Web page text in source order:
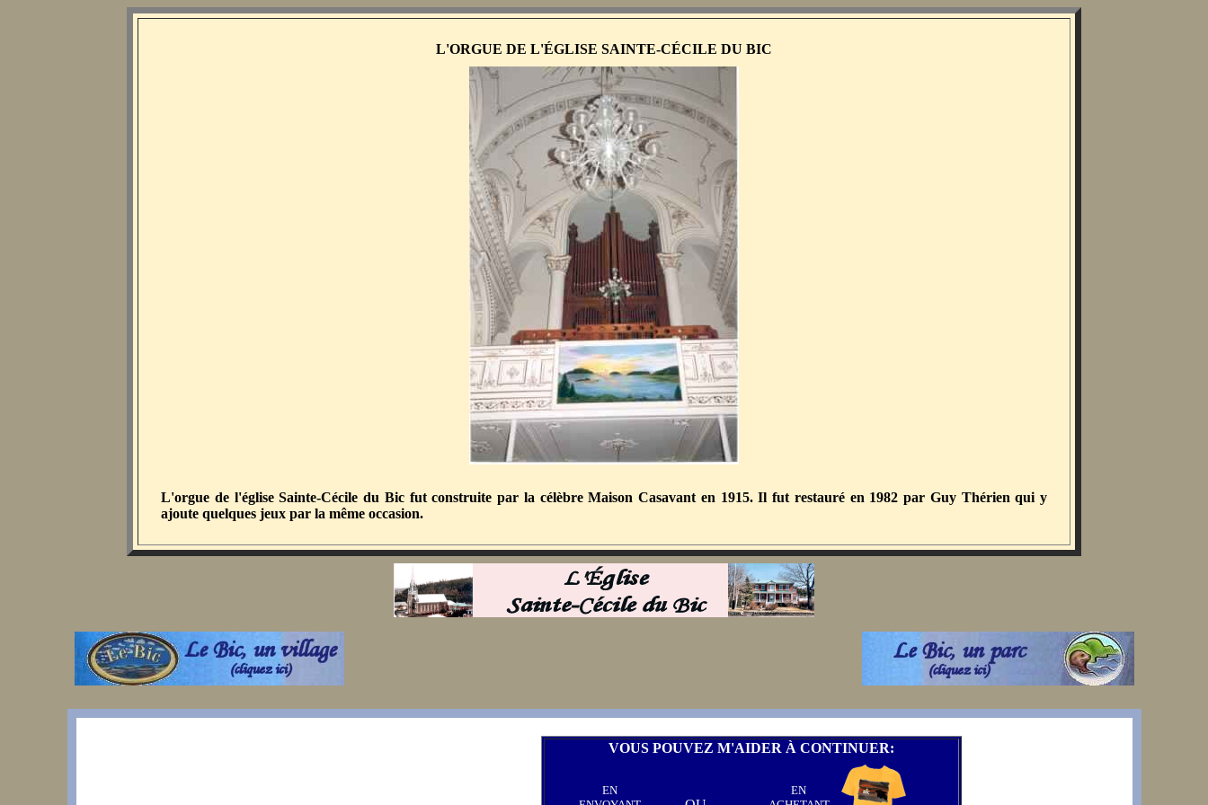
L'ORGUE DE L'ÉGLISE SAINTE-CÉCILE DU BIC
L'orgue de l'église Sainte-Cécile du Bic fut construite par la célèbre Maison Casavant en 1915. Il fut restauré en 1982 par Guy Thérien qui y
ajoute quelques jeux par la même occasion.
VOUS POUVEZ M'AIDER À CONTINUER:
EN
EN